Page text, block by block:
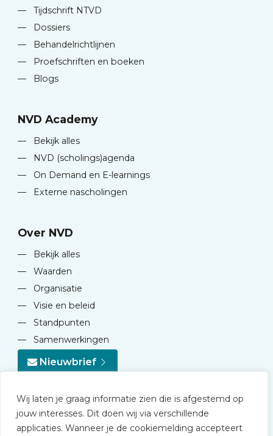
Wij laten je graag informatie zien die is afgestemd op
jouw interesses. Dit doen wij via verschillende
applicaties. Wanneer je de cookiemelding accepteert
—
Tijdschrift NTVD
—
Dossiers
—
Behandelrichtlijnen
—
Proefschriften en boeken
—
Blogs
NVD Academy
—
Bekijk alles
—
NVD (scholings)agenda
—
On Demand en E-learnings
—
Externe nascholingen
Over NVD
—
Bekijk alles
—
Waarden
—
Organisatie
—
Visie en beleid
—
Standpunten
—
Samenwerkingen
Nieuwbrief